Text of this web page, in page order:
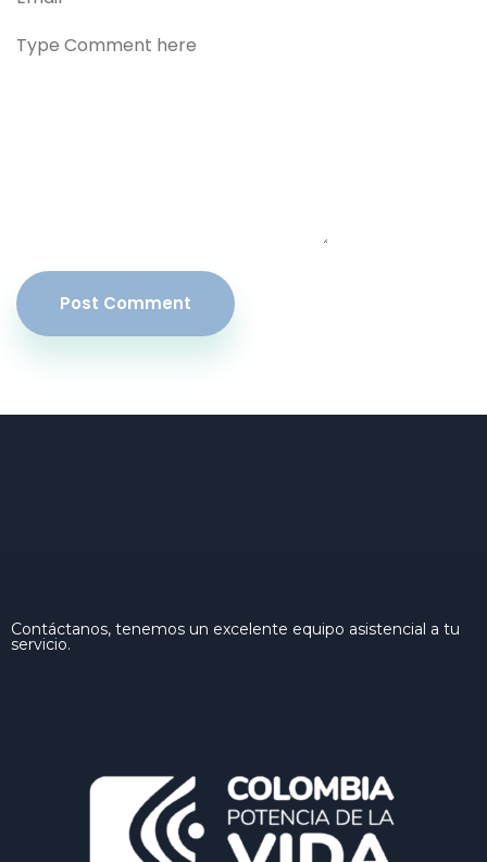
Post Comment
Contáctanos, tenemos un excelente equipo asistencial a tu
servicio.